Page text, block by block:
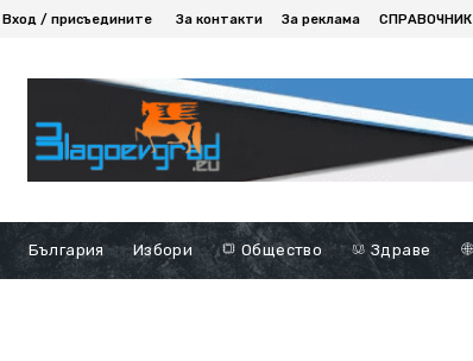
Вход / присъедините За контакти За реклама СПРАВОЧНИК
България Избори Общество Здраве